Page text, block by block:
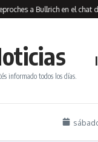
a Bullrich en el chat de los
informado todos los días.